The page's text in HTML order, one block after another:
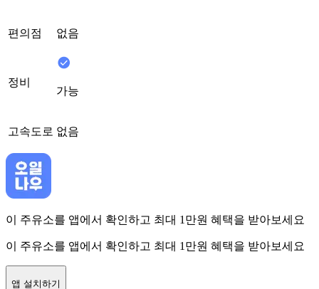
편의점 없음
정비
가능
고속도로 없음
이 주유소를 앱에서 확인하고 최대 1만원 혜택을 받아보세요
이 주유소를 앱에서 확인하고 최대 1만원 혜택을 받아보세요
앱 설치하기